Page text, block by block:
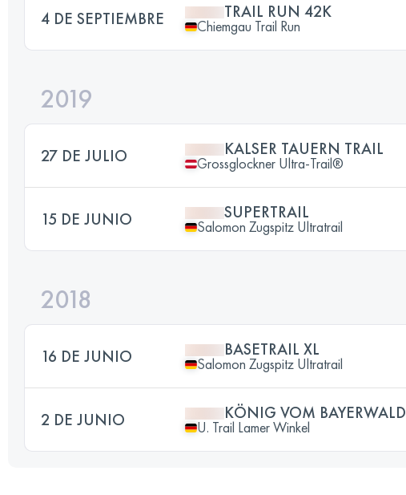
4 DE SEPTIEMBRE TRAIL RUN 42K
Chiemgau Trail Run
2019
27 DE JULIO KALSER TAUERN TRAIL
Grossglockner Ultra-Trail®
15 DE JUNIO SUPERTRAIL
Salomon Zugspitz Ultratrail
2018
16 DE JUNIO BASETRAIL XL
Salomon Zugspitz Ultratrail
2 DE JUNIO KÖNIG VOM BAYERWALD
U. Trail Lamer Winkel